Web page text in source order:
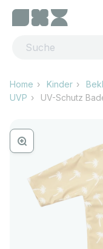
Home Kinder
UVP
UV-Schutz
Bild vergrössern